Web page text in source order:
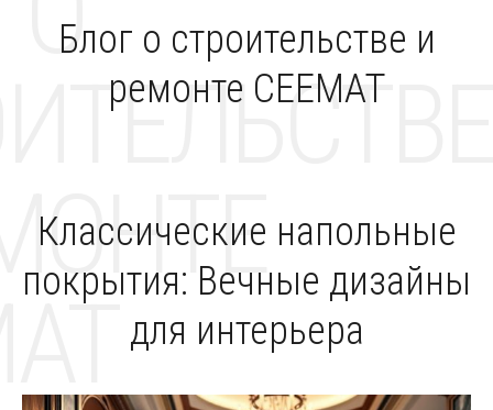
Блог о строительстве и
ремонте CEEMAT
Классические напольные
покрытия: Вечные дизайны
для интерьера